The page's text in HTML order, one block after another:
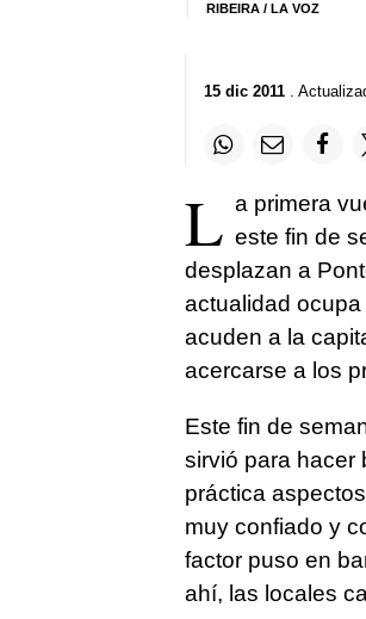
RIBEIRA / LA VOZ
15 dic 2011.
L a primera
este fin de
desplazan a
actualidad
acuden a la
acercarse a los
Este fin de
sirvió para hacer
práctica
muy confiado y
factor puso en
ahí, las locales